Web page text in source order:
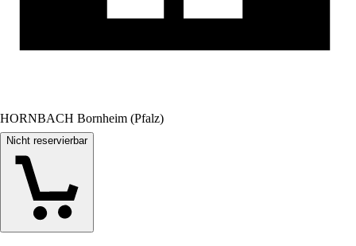
HORNBACH Bornheim (Pfalz)
Nicht reservierbar